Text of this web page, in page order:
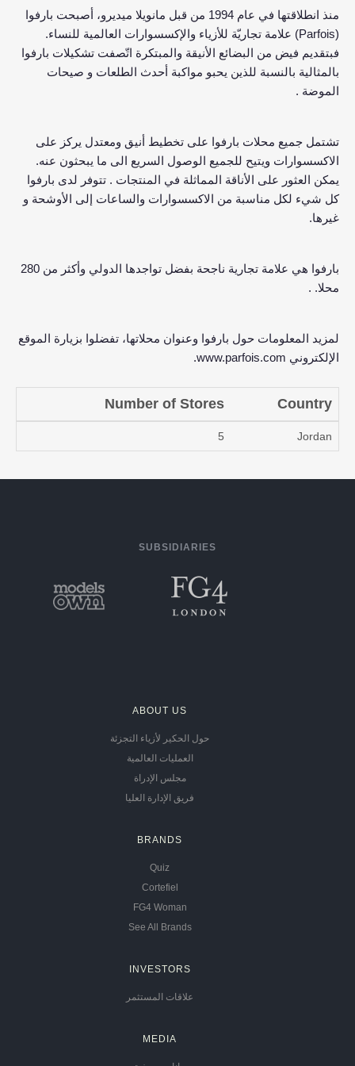
منذ انطلاقتها في عام 1994 من قبل مانويلا ميديرو، أصبحت بارفوا
(Parfois) علامة تجاريّة للأزياء والإكسسوارات العالمية للنساء.
فبتقديم فيض من البضائع الأنيقة والمبتكرة اتّصفت تشكيلات بارفوا
بالمثالية بالنسبة للذين يحبو مواكبة أحدث الطلعات و صيحات
الموضة .
تشتمل جميع محلات بارفوا على تخطيط أنيق ومعتدل يركز على
الاكسسوارات ويتيح للجميع الوصول السريع الى ما يبحثون عنه.
يمكن العثور على الأناقة المماثلة في المنتجات . تتوفر لدى بارفوا
كل شيء لكل مناسبة من الاكسسوارات والساعات إلى الأوشحة و
غيرها.
بارفوا هي علامة تجارية ناجحة بفضل تواجدها الدولي وأكثر من 280
محلا. .
لمزيد المعلومات حول بارفوا وعنوان محلاتها، تفضلوا بزيارة الموقع
الإلكتروني www.parfois.com
.
Country
Number of Stores
Jordan
5
SUBSIDIARIES
ABOUT US
حول الحكير لأزياء التجزئة
العمليات العالمية
مجلس الإدراة
فريق الإدارة العليا
BRANDS
Quiz
Cortefiel
FG4 Woman
See All Brands
INVESTORS
علاقات المستثمر
MEDIA